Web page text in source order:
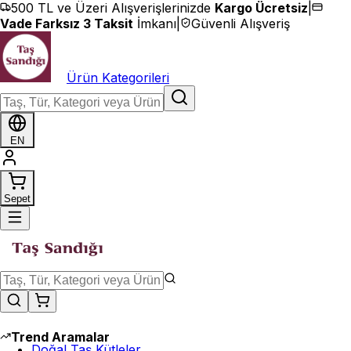
İçeriğe geç
500 TL ve Üzeri Alışverişlerinizde Kargo Ücretsiz
Vade Farksız 3 Taksit İmkanı Güvenli Alışveriş
Ürün Kategorileri
EN
Sepet
Trend Aramalar